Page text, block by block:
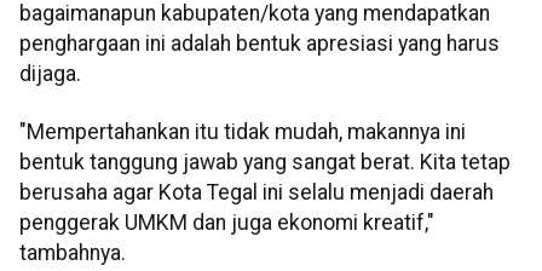
bagaimanapun kabupaten/kota yang mendapatkan
penghargaan ini adalah bentuk apresiasi yang harus
dijaga.
"Mempertahankan itu tidak mudah, makannya ini
bentuk tanggung jawab yang sangat berat. Kita tetap
berusaha agar Kota Tegal ini selalu menjadi daerah
penggerak UMKM dan juga ekonomi kreatif,"
tambahnya.